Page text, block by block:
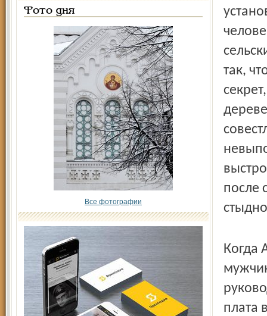
Фото дня
Все фотографии
так,
после
Когда
плата